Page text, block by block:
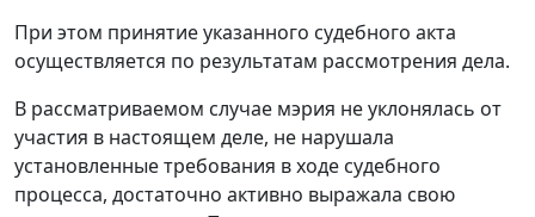
При этом принятие указанного судебного акта
осуществляется по результатам рассмотрения дела.
В рассматриваемом случае мэрия не уклонялась от
участия в настоящем деле, не нарушала
установленные требования в ходе судебного
процесса, достаточно активно выражала свою